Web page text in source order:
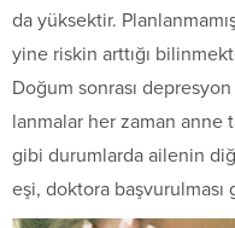
da yüksektir.
yine riskin arttığı
Doğum sonrası
lanmalar her zaman anne
gibi durumlarda ailenin
eşi, doktora